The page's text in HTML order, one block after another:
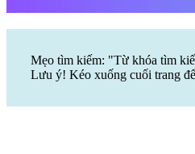
Mẹo tìm kiếm: "Từ khóa tìm
Lưu ý! Kéo xuống cuối trang